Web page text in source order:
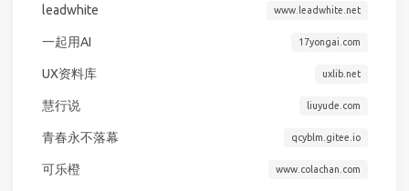
leadwhite www.leadwhite.net
一起用AI 17yongai.com
UX资料库 uxlib.net
慧行说 liuyude.com
青春永不落幕 qcyblm.gitee.io
可乐橙 www.colachan.com